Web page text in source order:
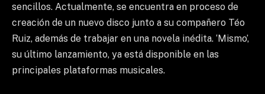
sencillos. Actualmente, se encuentra en proceso de
creación de un nuevo disco junto a su compañero Téo
Ruiz, además de trabajar en una novela inédita. ‘Mismo’,
su último lanzamiento, ya está disponible en las
principales plataformas musicales.